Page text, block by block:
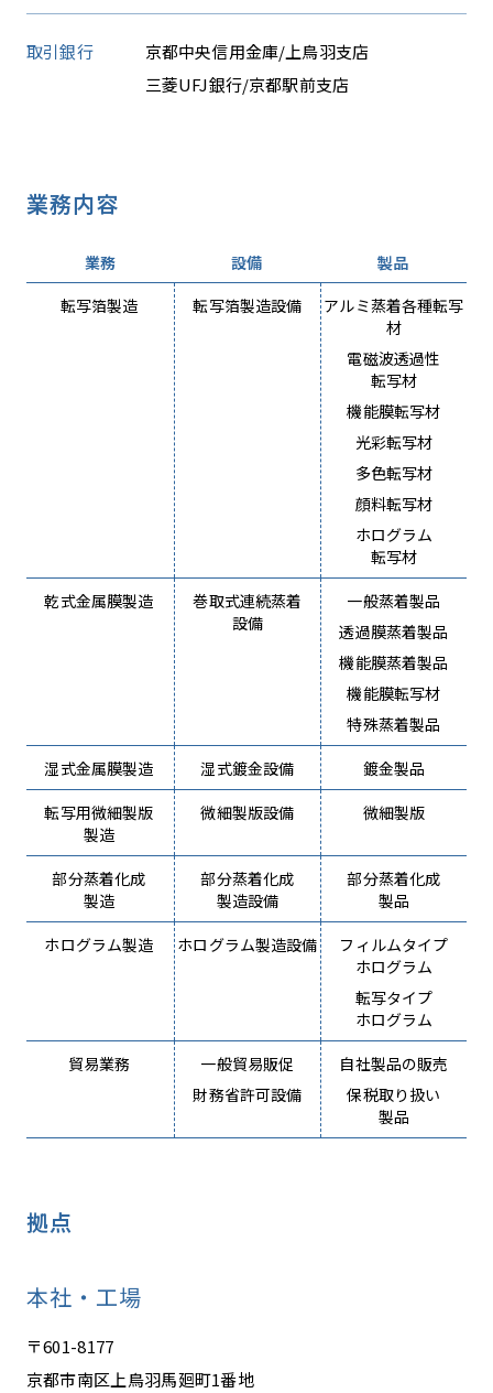
取引銀行
京都中央信用金庫/上鳥羽支店
三菱UFJ銀行/京都駅前支店
業務内容
業務 設備
製品
転写箔製造
転写箔製造設備
アルミ蒸着各種転写
材
電磁波透過性
転写材
機能膜転写材
光彩転写材
多色転写材
顔料転写材
ホログラム
転写材
乾式金属膜製造
巻取式連続蒸着
設備
一般蒸着製品
透過膜蒸着製品
機能膜蒸着製品
機能膜転写材
特殊蒸着製品
湿式金属膜製造
湿式鍍金設備
鍍金製品
転写用微細製版
製造
微細製版設備 微細製版
部分蒸着化成
製造
部分蒸着化成
製造設備
部分蒸着化成
製品
ホログラム製造
ホログラム製造設備
フィルムタイプ
ホログラム
転写タイプ
ホログラム
貿易業務
一般貿易販促
財務省許可設備
自社製品の販売
保税取り扱い
製品
拠点
本社・工場
〒601-8177
京都市南区上鳥羽馬廻町1番地